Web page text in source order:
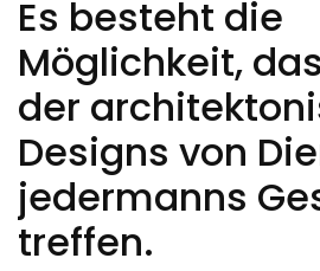
Es besteht die
Möglichkeit,
der
Designs von
jedermanns
treffen.